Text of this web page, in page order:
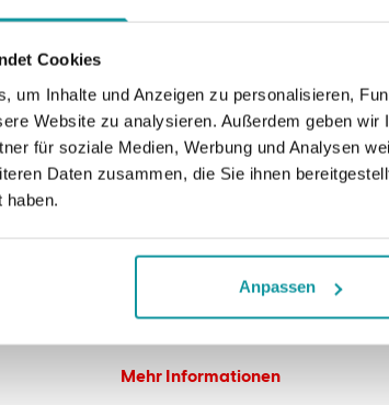
Cookies
um Inhalte und Anzeigen zu personalisieren,
Website zu analysieren. Außerdem geben
für soziale Medien, Werbung und Analysen
Daten zusammen, die Sie ihnen
haben.
Anpassen
Mehr Informationen
Mehr Informationen